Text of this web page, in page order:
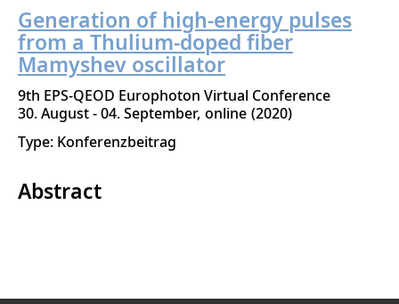
InhaltGeneration of high-energy pulses
from a Thulium-doped fiber
Mamyshev oscillator
9th EPS-QEOD Europhoton Virtual Conference
30. August - 04. September online 2020
Type: Konferenzbeitrag
Abstract